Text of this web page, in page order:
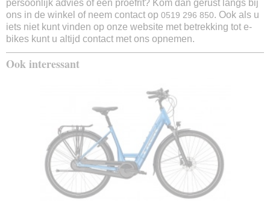
Ja
Remsysteem voor
Hydraulische schijfrem
Hydraulische schijfrem
Snelheidsmeter
Standaard
One key systeem
persoonlijk advies of een proefrit? Kom dan gerust langs bij
ons in de winkel of neem contact op 0519 296 850. Ook als u
iets niet kunt vinden op onze website met betrekking tot e-
bikes kunt u altijd contact met ons opnemen.
Ook interessant